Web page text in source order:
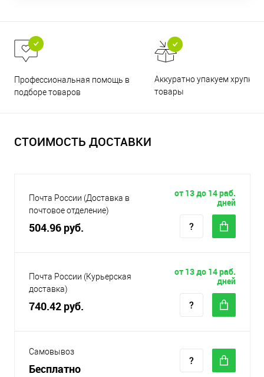
Профессиональная помощь в
подборе товаров
Аккуратно упакуем хрупкие
товары
СТОИМОСТЬ ДОСТАВКИ
Почта России (Доставка в
почтовое отделение)
504.96 руб.
от 13 до 14 раб.
дней
Почта России (Курьерская
доставка)
740.42 руб.
от 13 до 14 раб.
дней
Самовывоз
Бесплатно